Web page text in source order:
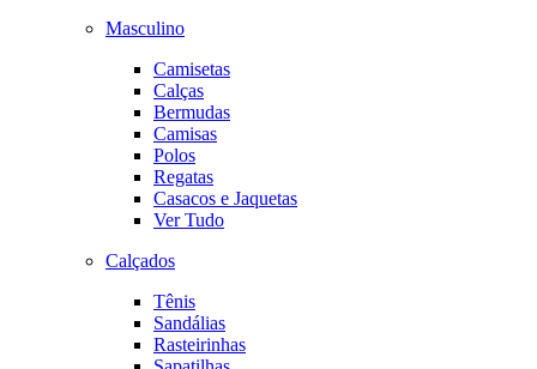
Masculino
Camisetas
Calças
Bermudas
Camisas
Polos
Regatas
Casacos e Jaquetas
Ver Tudo
Calçados
Tênis
Sandálias
Rasteirinhas